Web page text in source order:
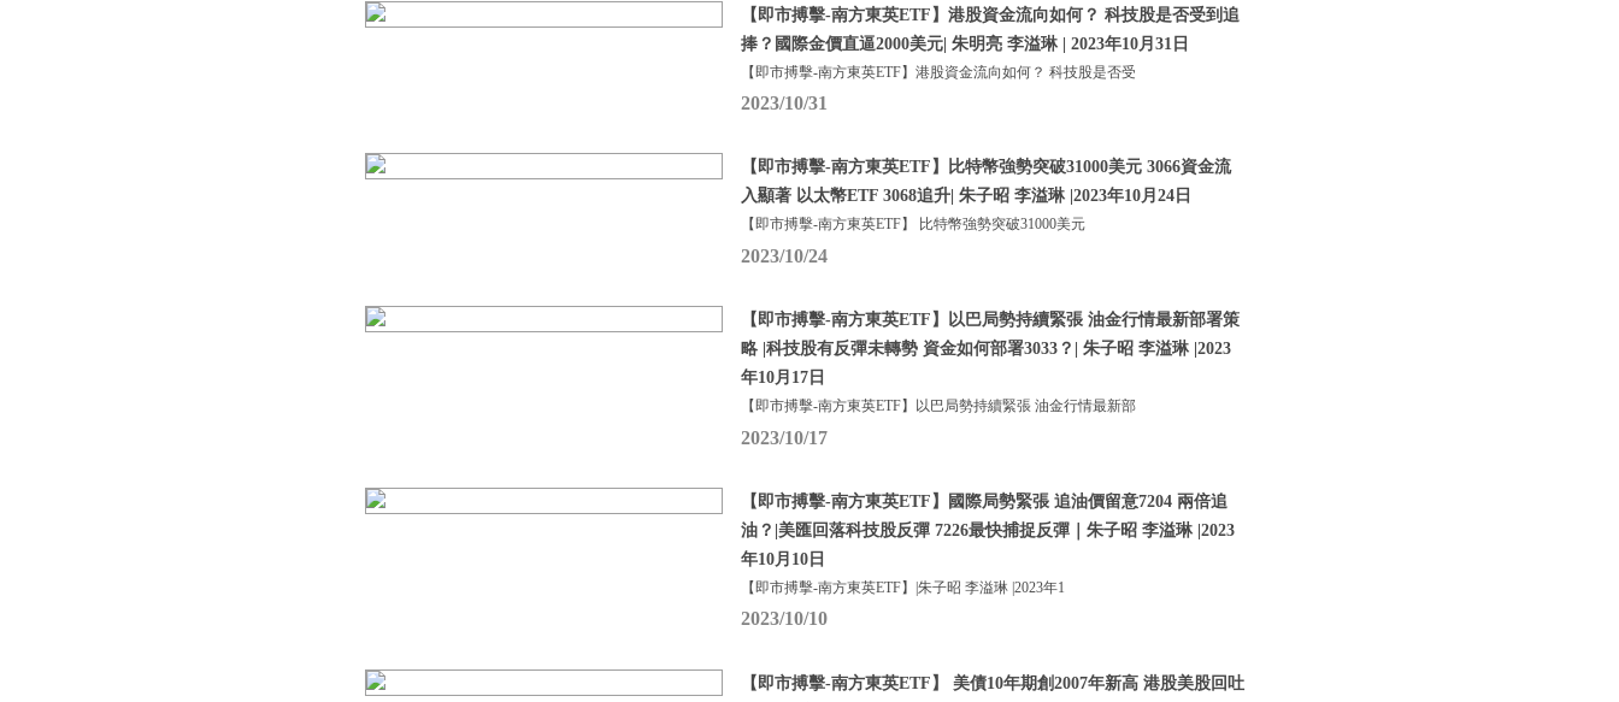
【即市搏擊-南方東英ETF】港股資金流向如何？ 科技股是否受到追
捧？國際金價直逼2000美元| 朱明亮 李溢琳 | 2023年10月31日
【即市搏擊-南方東英ETF】港股資金流向如何？ 科技股是否受
2023/10/31
【即市搏擊-南方東英ETF】比特幣強勢突破31000美元 3066資金流
入顯著 以太幣ETF 3068追升| 朱子昭 李溢琳 |2023年10月24日
【即市搏擊-南方東英ETF】 比特幣強勢突破31000美元
2023/10/24
【即市搏擊-南方東英ETF】以巴局勢持續緊張 油金行情最新部署策
略 |科技股有反彈未轉勢 資金如何部署3033？| 朱子昭 李溢琳 |2023
年10月17日
【即市搏擊-南方東英ETF】以巴局勢持續緊張 油金行情最新部
2023/10/17
【即市搏擊-南方東英ETF】國際局勢緊張 追油價留意7204 兩倍追
油？|美匯回落科技股反彈 7226最快捕捉反彈｜朱子昭 李溢琳 |2023
年10月10日
【即市搏擊-南方東英ETF】|朱子昭 李溢琳 |2023年1
2023/10/10
【即市搏擊-南方東英ETF】 美債10年期創2007年新高 港股美股回吐